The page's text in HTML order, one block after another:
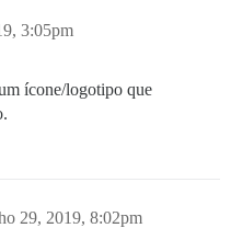
3:05pm
ícone/logotipo que
29, 2019, 8:02pm